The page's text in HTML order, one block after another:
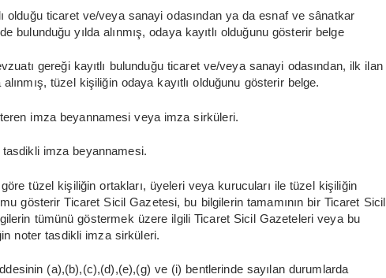
olduğu ticaret ve/veya sanayi odasından ya da esnaf ve sânatkar
bulunduğu yılda alınmış, odaya kayıtlı olduğunu gösterir belge
gereği kayıtlı bulunduğu ticaret ve/veya sanayi odasından, ilk ilan
tüzel kişiliğin odaya kayıtlı olduğunu gösterir belge.
imza beyannamesi veya imza sirküleri.
imza beyannamesi.
tüzel kişiliğin ortakları, üyeleri veya kurucuları ile tüzel kişiliğin
gösterir Ticaret Sicil Gazetesi, bu bilgilerin tamamının bir Ticaret Sicil
tümünü göstermek üzere ilgili Ticaret Sicil Gazeteleri veya bu
noter tasdikli imza sirküleri.
(a),(b),(c),(d),(e),(g) ve (i) bentlerinde sayılan durumlarda